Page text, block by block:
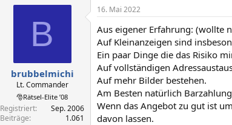
B
brubbelmichi
Lt. Commander
🎅Rätsel-Elite ’08
Registriert
Sep. 2006
Beiträge
1.061
16. Mai 2022
Aus eigener Erfahrung: (wollte
Auf Kleinanzeigen sind
Ein paar Dinge die das Risiko
Auf vollständigen
Auf mehr Bilder bestehen.
Am Besten natürlich
Wenn das Angebot zu gut ist
davon lassen.